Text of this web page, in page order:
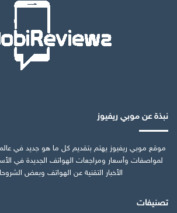
نبذة عن موبي ريفيوز
موقع موبي ريفيوز يهتم بتقديم كل ما هو جديد في
لمواصفات وأسعار ومراجعات الهواتف الجديدة في
الأخبار التقنية عن الهواتف وبعض
تصنيفات